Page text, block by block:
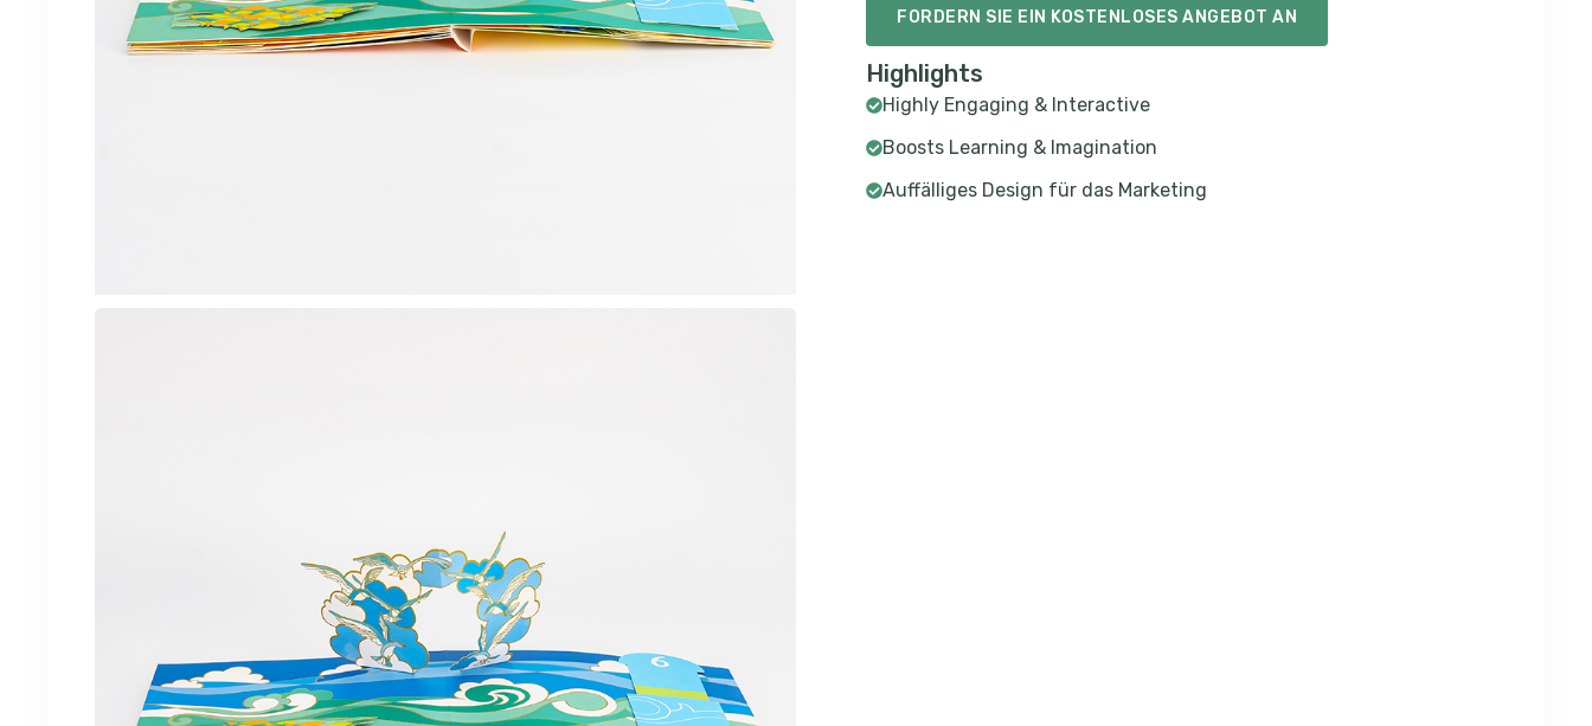
FORDERN SIE EIN KOSTENLOSES ANGEBOT AN
Highlights
Highly Engaging & Interactive
Boosts Learning & Imagination
Auffälliges Design für das Marketing